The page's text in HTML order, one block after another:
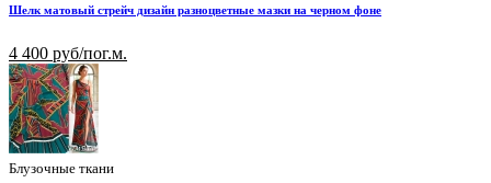
Шелк матовый стрейч дизайн разноцветные мазки на черном фоне
4 400 руб/пог.м.
Блузочные ткани